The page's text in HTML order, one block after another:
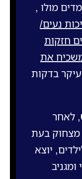
מולו ,
נעים/
חזקות
את
בדקות
, לאחר
מצחוק בעת
יוצא